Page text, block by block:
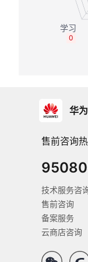
0
华
售前咨询
技术服务咨
售前咨询
备案服务
云商店咨询